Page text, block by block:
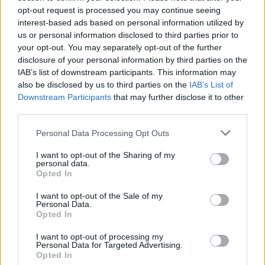
opt-out request is processed you may continue seeing
interest-based ads based on personal information utilized by
us or personal information disclosed to third parties prior to
your opt-out. You may separately opt-out of the further
disclosure of your personal information by third parties on the
IAB’s list of downstream participants. This information may
also be disclosed by us to third parties on the IAB’s List of
Downstream Participants that may further disclose it to other
Personal Data Processing Opt Outs
I want to opt-out of the Sharing of my
personal data.
Opted In
I want to opt-out of the Sale of my
Personal Data.
Opted In
I want to opt-out of processing my
Personal Data for Targeted Advertising.
Opted In
lisäksiThe Lanes [ kartalla], jonka kujilla on mukava
syödä, istua kahvilla, katsella ostoksia ja viettää iltaa.
Sieltä on mukava kävelymatka North Laine -alueelle, joka
on nuorison suosikkipaikka kaupungissa. Sen lähellä on
rautatieasema, jonne on noin kilometrin kävelymatka
rannalta.
Julkiset liikennevälineet
kaksi bussiyhtiötä, joilla liikkuminen on helppoa ja
keskustan ulkopuolella.
ostaa niin kerta- kuin päivälippujakin. Lippujen hinnat
määräytyvät sen mukaan miten ne maksaa, ja jos tekee
paljon matkoja vuorokauden aikana, kannattaa sijoittaa 24
tuntia voimassa olevaan lippuun (24 hr Adult citySAVER).
Niitä ja muitakin voi ostaa paitsi yhdelle myös ainakin
kahdelle hengelle, ja useampia vuorokausia ja viikonkin